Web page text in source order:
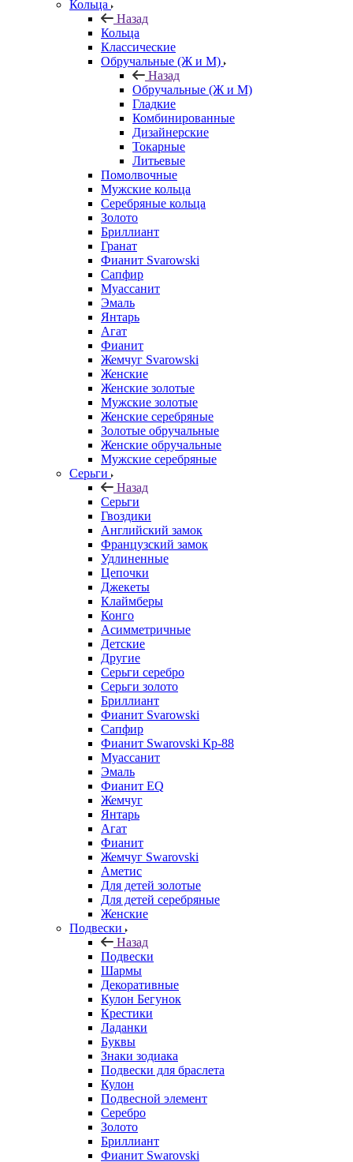
Кольца
Назад
Кольца
Классические
Обручальные (Ж и М)
Назад
Обручальные (Ж и М)
Гладкие
Комбинированные
Дизайнерские
Токарные
Литьевые
Помолвочные
Мужские кольца
Серебряные кольца
Золото
Бриллиант
Гранат
Фианит Svarowski
Сапфир
Муассанит
Эмаль
Янтарь
Агат
Фианит
Жемчуг Svarowski
Женские
Женские золотые
Мужские золотые
Женские серебряные
Золотые обручальные
Женские обручальные
Мужские серебряные
Серьги
Назад
Серьги
Гвоздики
Английский замок
Французский замок
Удлиненные
Цепочки
Джекеты
Клаймберы
Конго
Асимметричные
Детские
Другие
Серьги серебро
Серьги золото
Бриллиант
Фианит Svarowski
Сапфир
Фианит Swarovski Кр-88
Муассанит
Эмаль
Фианит EQ
Жемчуг
Янтарь
Агат
Фианит
Жемчуг Swarovski
Аметис
Для детей золотые
Для детей серебряные
Женские
Подвески
Назад
Подвески
Шармы
Декоративные
Кулон Бегунок
Крестики
Ладанки
Буквы
Знаки зодиака
Подвески для браслета
Кулон
Подвесной элемент
Серебро
Золото
Бриллиант
Фианит Swarovski